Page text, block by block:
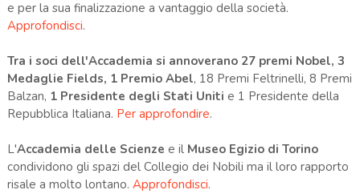
e per la sua finalizzazione a vantaggio della società.
Approfondisci.
Tra i soci dell'Accademia si annoverano 27 premi Nobel, 3
Medaglie Fields, 1 Premio Abel, 18 Premi Feltrinelli, 8 Premi
Balzan, 1 Presidente degli Stati Uniti e 1 Presidente della
Repubblica Italiana. Per approfondire.
L'Accademia delle Scienze e il Museo Egizio di Torino
condividono gli spazi del Collegio dei Nobili ma il loro rapporto
risale a molto lontano. Approfondisci.